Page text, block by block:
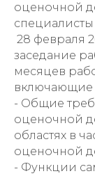
оценочной
специалисты
28 февраля
заседание
месяцев
включающие
- Общие
оценочной
областях в
оценочной
- Функции